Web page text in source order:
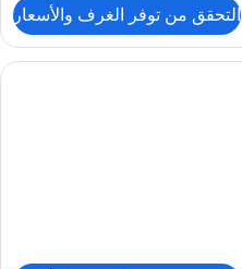
التحقق من توفر الغرف والأسعار